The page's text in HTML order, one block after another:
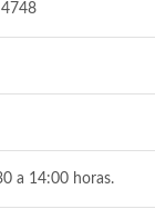
a 14:00 horas.